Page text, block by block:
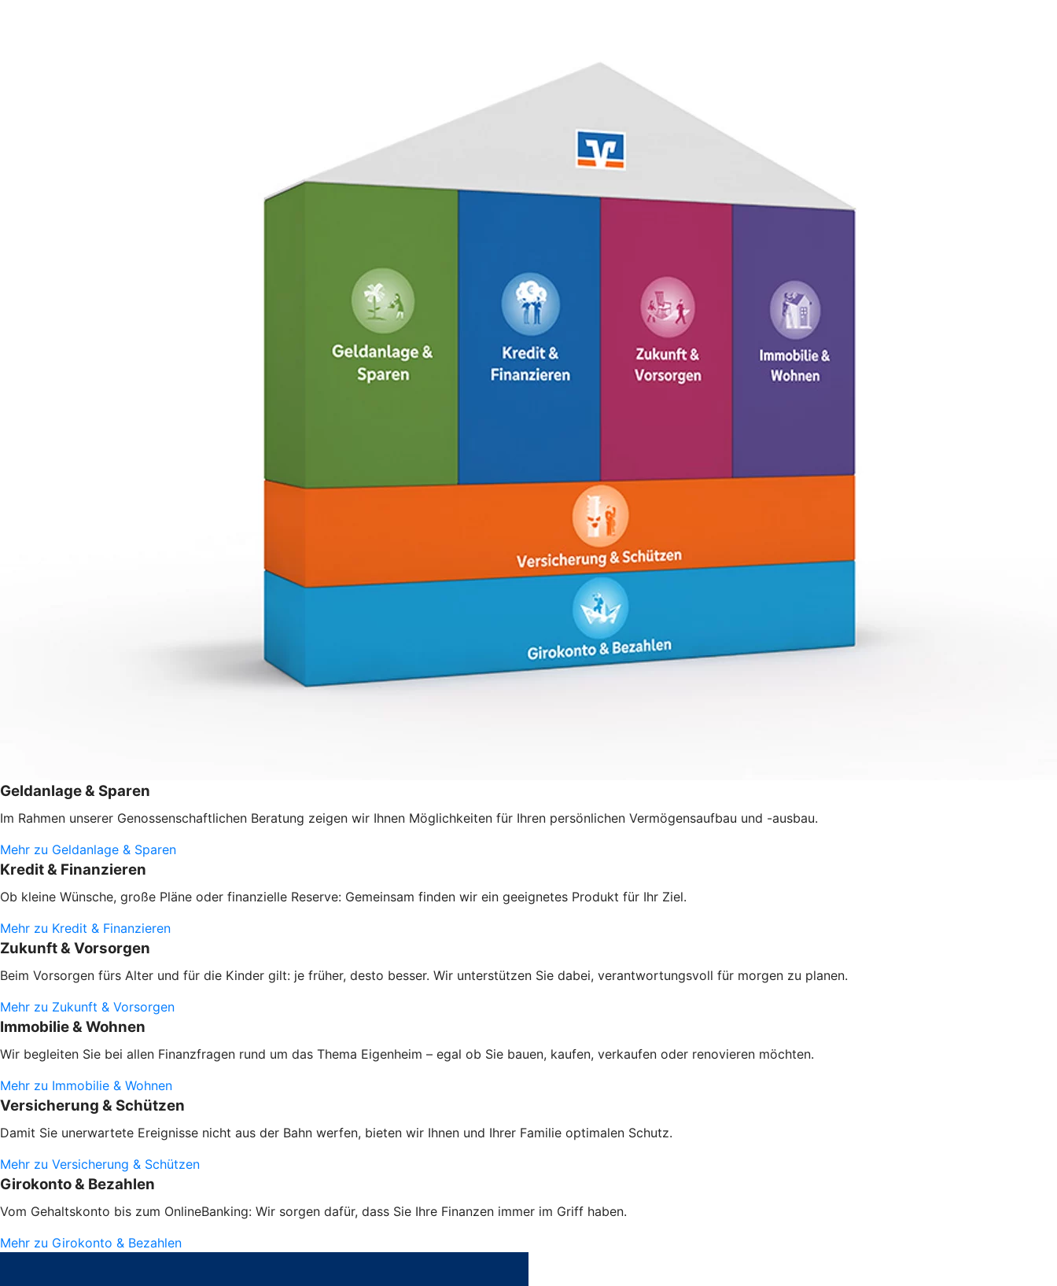
Geldanlage & Sparen
Im Rahmen unserer Genossenschaftlichen Beratung zeigen wir Ihnen Möglichkeiten für Ihren persönlichen Vermögensaufbau und -ausbau.
Mehr zu Geldanlage & Sparen
Kredit & Finanzieren
Ob kleine Wünsche, große Pläne oder finanzielle Reserve: Gemeinsam finden wir ein geeignetes Produkt für Ihr Ziel.
Mehr zu Kredit & Finanzieren
Zukunft & Vorsorgen
Beim Vorsorgen fürs Alter und für die Kinder gilt: je früher, desto besser. Wir unterstützen Sie dabei, verantwortungsvoll für morgen zu planen.
Mehr zu Zukunft & Vorsorgen
Immobilie & Wohnen
Wir begleiten Sie bei allen Finanzfragen rund um das Thema Eigenheim – egal ob Sie bauen, kaufen, verkaufen oder renovieren möchten.
Mehr zu Immobilie & Wohnen
Versicherung & Schützen
Damit Sie unerwartete Ereignisse nicht aus der Bahn werfen, bieten wir Ihnen und Ihrer Familie optimalen Schutz.
Mehr zu Versicherung & Schützen
Girokonto & Bezahlen
Vom Gehaltskonto bis zum OnlineBanking: Wir sorgen dafür, dass Sie Ihre Finanzen immer im Griff haben.
Mehr zu Girokonto & Bezahlen